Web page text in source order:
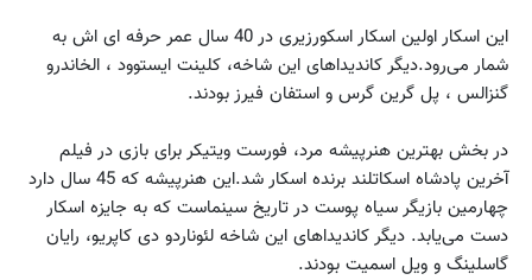
این اسکار اولین اسکار اسکورزیری در 40 سال عمر حرفه ای اش به
شمار می‌رود.دیگر کاندیداهای این شاخه، کلینت ایستوود ، الخاندرو
گنزالس ، پل گرین گرس و استفان فیرز بودند.
در بخش بهترین هنرپیشه مرد، فورست ویتیکر برای بازی در فیلم
آخرین پادشاه اسکاتلند برنده اسکار شد.این هنرپیشه که 45 سال دارد
چهارمین بازیگر سیاه پوست در تاریخ سینماست که به جایزه اسکار
دست ‌‌‌‌‌‌‌‌‌‌‌‌‌‌‌‌‌‌می‌یابد. دیگر کاندیداهای این شاخه لئوناردو دی کاپریو، رایان
گاسلینگ و ویل اسمیت بودند.